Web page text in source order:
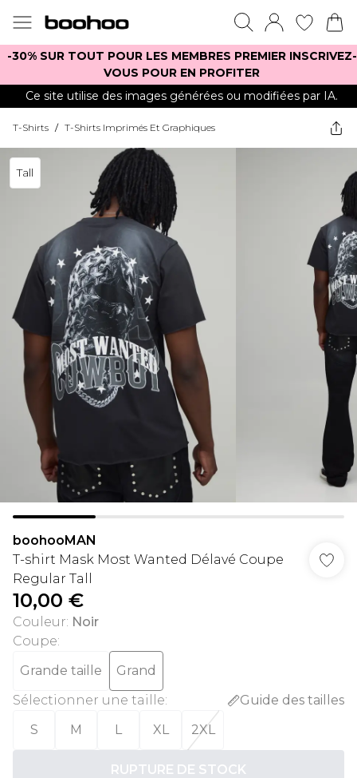
-30% SUR TOUT POUR LES MEMBRES PREMIER INSCRIVEZ-
VOUS POUR EN PROFITER
Ce site utilise des images générées ou modifiées par IA.
T-Shirts / T-Shirts Imprimés Et Graphiques
Tall
boohooMAN
T-shirt Mask Most Wanted Délavé Coupe
Regular Tall
10,00 €
Couleur: Noir
Coupe:
Grande taille
Grand
Sélectionner une taille:
Guide des tailles
S
M L XL 2XL
RUPTURE DE STOCK